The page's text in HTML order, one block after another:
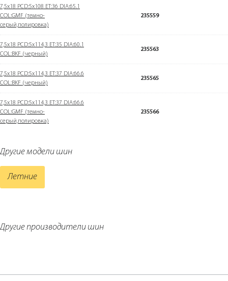
7,5x18 PCD:5x108 ET:36 DIA:65.1
COL:GMF (темно-
серый,полировка)
235559
7,5x18 PCD:5x114,3 ET:35 DIA:60.1
COL:BKF (черный)
235563
7,5x18 PCD:5x114,3 ET:37 DIA:66.6
COL:BKF (черный)
235565
7,5x18 PCD:5x114,3 ET:37 DIA:66.6
COL:GMF (темно-
серый,полировка)
235566
Другие модели шин
Летние
Другие производители шин